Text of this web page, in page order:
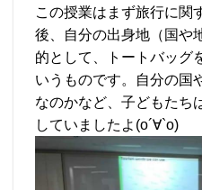
この授業はまず旅行に関
後、自分の出身地（国や
的として、トートバッグ
いうものです。自分の国
なのかなど、子どもたち
していましたよ(о´∀`о)